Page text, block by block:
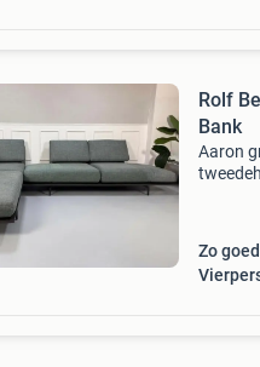
Rolf
Bank
Aaron
Zo